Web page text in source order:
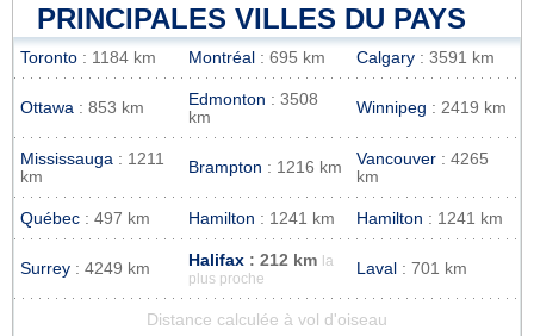
PRINCIPALES VILLES DU PAYS
Toronto : 1184 km Montréal : 695 km Calgary : 3591 km
Ottawa : 853 km Edmonton : 3508
km
Winnipeg : 2419 km
Mississauga : 1211
km
Brampton : 1216 km Vancouver : 4265
km
Québec : 497 km Hamilton : 1241 km Hamilton : 1241 km
Surrey : 4249 km Halifax : 212 km
la
plus proche
Laval : 701 km
Distance calculée à vol d'oiseau